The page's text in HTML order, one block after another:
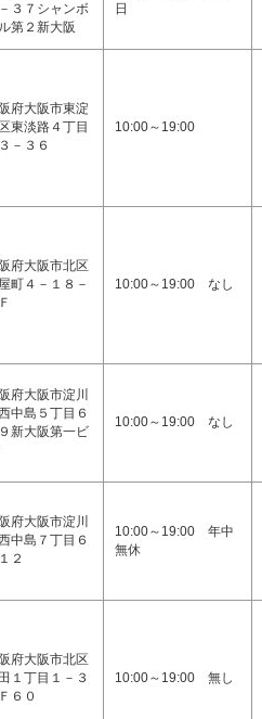
３７シャンボ
第２新大阪
日
府大阪市東淀
東淡路４丁目
－３６
10:00～19:00
府大阪市北区
町４－１８－
10:00～19:00 なし
府大阪市淀川
中島５丁目６
新大阪第一ビ
10:00～19:00 なし
府大阪市淀川
中島７丁目６
２
10:00～19:00 年中
無休
府大阪市北区
１丁目１－３
６０
10:00～19:00 無し